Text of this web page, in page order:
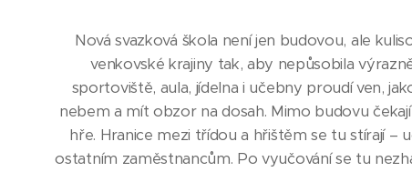
Nová svazková škola není jen budovou, ale
venkovské krajiny tak, aby nepůsobila
sportoviště, aula, jídelna i učebny proudí ven,
nebem a mít obzor na dosah. Mimo budovu
hře. Hranice mezi třídou a hřištěm se tu stírají –
ostatním zaměstnancům. Po vyučování se tu